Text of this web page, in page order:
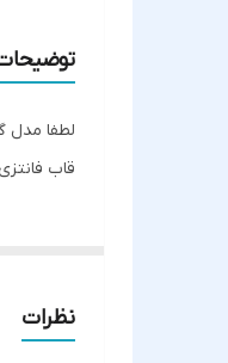
لطفا مدل
قاب
نظرات